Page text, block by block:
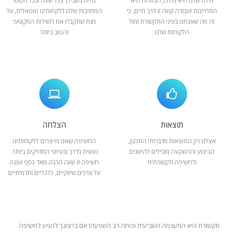
התחייבות ועבודה קשה זו דרך חיים, כי
זה מה שאנחנו בעיני התקשורת ומול
הלקוחות שלנו
המחויבות שלנו ללקחותינו טוטאלית, על
מנת שתקבלו את השירות המקצועי
והטוב ביותר
תוצאות
אצלנו רק התוצאות מדברות! התכנון,
הביצוע וההשקעה מובילים להישגים
ולחשיפה תקשורתית
הצלחה
החשיפה שאנו מייצרים ללקוחותינו
נעשית בדרך ובעיתוי המדויקים ביותר.
חשיפה זו שווה הרבה מאד כסף ועונה
על צרכים שיווקיים, כלכליים ותדמיתיים
תקשורת היא המעצמה השביעית וכוחה רב השפעה! אם ברצונך להגיע לחשיפה